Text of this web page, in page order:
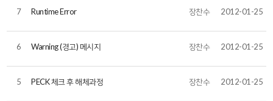
7 Runtime Error 장찬수 2012-01-25
6 Warning (경고) 메시지 장찬수 2012-01-25
5 PECK 체크 후 해체과정 장찬수 2012-01-25